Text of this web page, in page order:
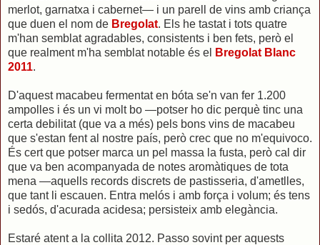
merlot, garnatxa i cabernet— i un parell de vins amb criança
que duen el nom de Bregolat. Els he tastat i tots quatre
m'han semblat agradables, consistents i ben fets, però el
que realment m'ha semblat notable és el
Bregolat Blanc
2011.
D'aquest macabeu fermentat en bóta se'n van fer 1.200
ampolles i és un vi molt bo —potser ho dic perquè tinc una
certa debilitat (que va a més) pels bons vins de macabeu
que s'estan fent al nostre país, però crec que no m'equivoco.
És cert que potser marca un pel massa la fusta, però cal dir
que va ben acompanyada de notes aromàtiques de tota
mena —aquells records discrets de pastisseria, d'ametlles,
que tant li escauen. Entra melós i amb força i volum; és tens
i sedós, d'acurada acidesa; persisteix amb elegància.
Estaré atent a la collita 2012. Passo sovint per aquests